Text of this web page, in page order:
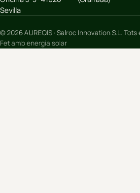
Sevilla
© 2026 AUREQIS · Salroc Innovation S.L.
Fet amb energia solar